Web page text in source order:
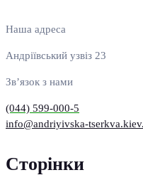
Наша адреса
Андріївський узвіз 23
Зв’язок з нами
(044) 599-000-5
info@andriyivska-
Сторінки